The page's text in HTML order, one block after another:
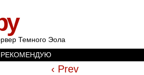
Темного Эола
РЕКОМЕНДУЮ
‹ Prev